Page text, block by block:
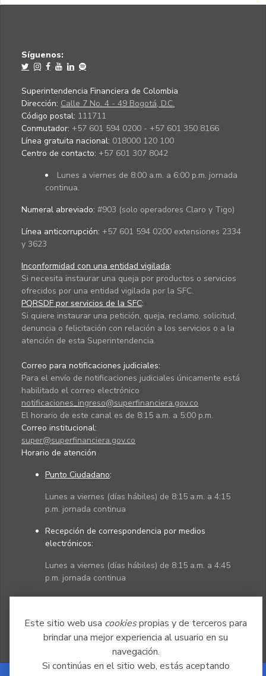
Este sitio web usa cookiespropias y de terceros para
brindar una mejor experiencia al usuario en su
navegación.
Si continúas en el sitio web, estás aceptando
Síguenos:
Superintendencia Financiera de Colombia
Dirección: Calle 7 No. 4 - 49 Bogotá, D.C.
Código postal: 111711
Conmutador: +57 601 594 0200 - +57 601 350 8166
Línea gratuita nacional: 018000 120 100
Centro de contacto: +57 601 307 8042
Lunes a viernes de 8:00 a.m. a 6:00 p.m. jornada
continua.
Numeral abreviado: #903 (solo operadores Claro y Tigo)
Línea anticorrupción: +57 601 594 0200 extensiones 2334
y 3623
Inconformidad con una entidad vigilada:
Si necesita instaurar una queja por productos o servicios
ofrecidos por una entidad vigilada por la SFC.
PQRSDF por servicios de la SFC:
Si quiere instaurar una petición, queja, reclamo, solicitud,
denuncia o felicitación con relación a los servicios o a la
atención de esta Superintendencia.
Correo para notificaciones judiciales:
Para el envío de notificaciones judiciales únicamente está
habilitado el correo electrónico
notificaciones_ingreso@superfinanciera.gov.co
El horario de este canal es de 8:15 a.m. a 5:00 p.m.
Correo institucional:
super@superfinanciera.gov.co
Horario de atención
Punto Ciudadano:
Lunes a viernes (días hábiles) de 8:15 a.m. a 4:15
p.m. jornada continua
Recepción de correspondencia por medios
electrónicos:
Lunes a viernes (días hábiles) de 8:15 a.m. a 4:45
p.m. jornada continua